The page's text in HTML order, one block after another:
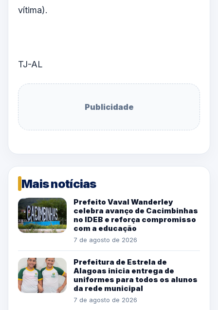
vítima).
TJ-AL
Publicidade
Mais notícias
Prefeito Vaval Wanderley
celebra avanço de Cacimbinhas
no IDEB e reforça compromisso
com a educação
7 de agosto de 2026
Prefeitura de Estrela de
Alagoas inicia entrega de
uniformes para todos os alunos
da rede municipal
7 de agosto de 2026